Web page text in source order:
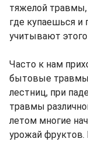
тяжелой травмы,
где купаешься и
учитывают
Часто к нам
бытовые
лестниц, при
травмы
летом многие
урожай фруктов.